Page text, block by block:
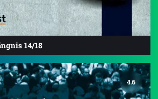
14/18
4.6